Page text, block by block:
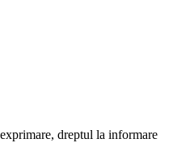
dreptul la informare